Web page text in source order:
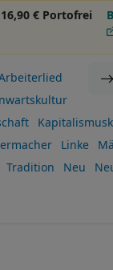
16,90 € Portofrei
Linke
Tradition Neu